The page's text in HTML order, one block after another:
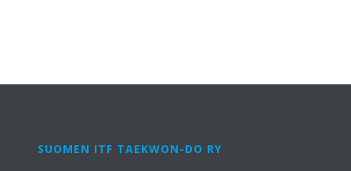
SUOMEN ITF TAEKWON-DO RY